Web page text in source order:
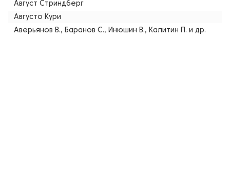
Август Стриндберг
Августо Кури
Аверьянов В., Баранов С., Инюшин В., Калитин П. и др.